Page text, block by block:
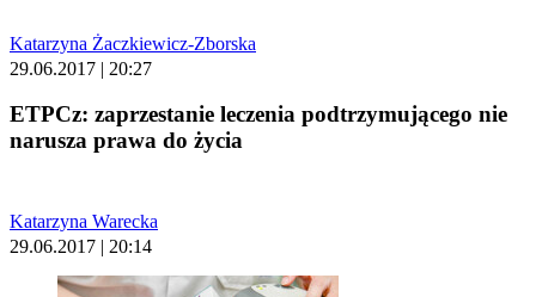
Katarzyna Żaczkiewicz-Zborska
29.06.2017 | 20:27
ETPCz: zaprzestanie leczenia podtrzymującego nie
narusza prawa do życia
Katarzyna Warecka
29.06.2017 | 20:14